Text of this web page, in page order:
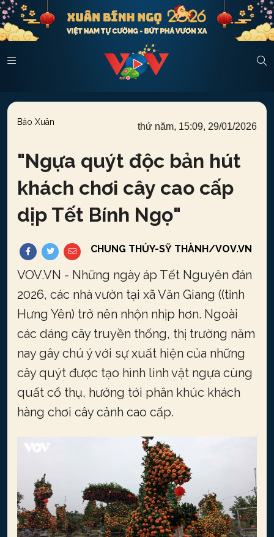
Báo Xuân thứ năm, 15:09, 29/01/2026
"Ngựa quýt độc bản hút
khách chơi cây cao cấp
dịp Tết Bính Ngọ"
CHUNG THỦY-SỸ THÀNH/VOV.VN
VOV.VN - Những ngày áp Tết Nguyên đán
2026, các nhà vườn tại xã Văn Giang ((tỉnh
Hưng Yên) trở nên nhộn nhịp hơn. Ngoài
các dáng cây truyền thống, thị trường năm
nay gây chú ý với sự xuất hiện của những
cây quýt được tạo hình linh vật ngựa cùng
quất cổ thụ, hướng tới phân khúc khách
hàng chơi cây cảnh cao cấp.